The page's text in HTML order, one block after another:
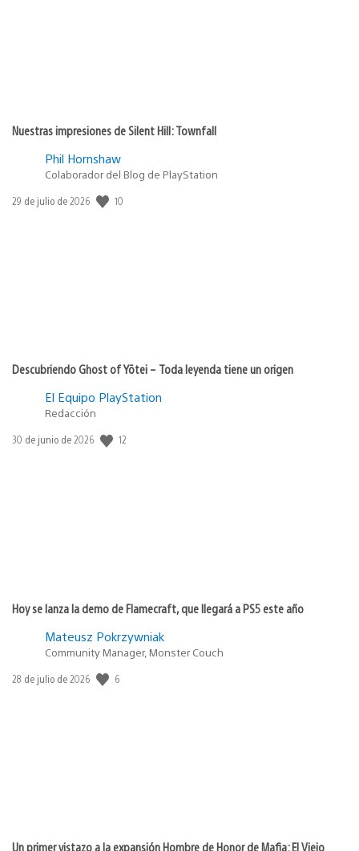
Nuestras impresiones de Silent Hill: Townfall
Phil Hornshaw
Colaborador del Blog de PlayStation
Fecha
29 de julio de 2026 10
Descubriendo Ghost of Yōtei – Toda leyenda tiene un origen
El Equipo PlayStation
Redacción
Fecha
30 de junio de 2026 12
Hoy se lanza la demo de Flamecraft, que llegará a PS5 este año
Mateusz Pokrzywniak
Community Manager, Monster Couch
Fecha
28 de julio de 2026 6
Un primer vistazo a la expansión Hombre de Honor de Mafia: El Viejo